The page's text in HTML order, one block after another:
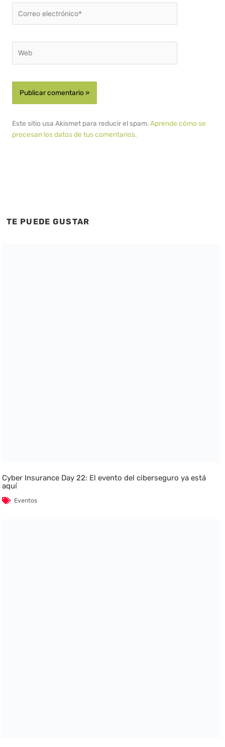
electrónico*
Este sitio usa Akismet para reducir el spam.Aprende cómo se
procesan los datos de tus comentarios.
TE PUEDE GUSTAR
Cyber Insurance Day 22: El evento del ciberseguro ya está
aquí
Eventos